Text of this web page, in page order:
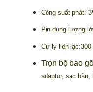
Công suất phát:
Pin dung lượng
Cự ly liên lạc:300
Trọn bộ bao
adaptor, sạc bàn,